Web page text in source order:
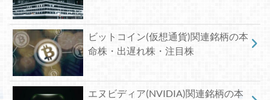
ビットコイン(仮想通貨)関連銘柄の本
命株・出遅れ株・注目株
エヌビディア(NVIDIA)関連銘柄の本